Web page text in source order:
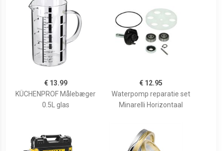
€ 13.99
KÜCHENPROF Målebæger
0.5L glas
€ 12.95
Waterpomp reparatie set
Minarelli Horizontaal